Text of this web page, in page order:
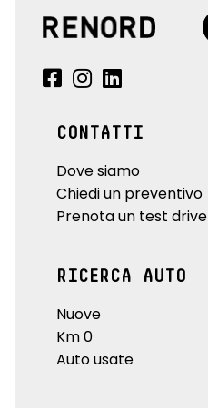
CONTATTI
Dove siamo
Chiedi un preventivo
Prenota un test drive
RICERCA AUTO
Nuove
Km 0
Auto usate